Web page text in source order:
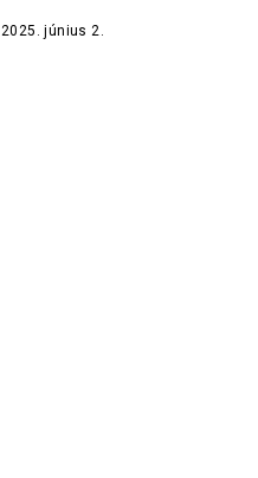
2025. június 2.